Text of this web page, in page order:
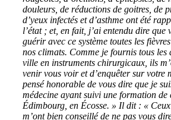
douleurs, de réductions de goitres, de
d’yeux infectés et d’asthme ont été
l’état ; et, en fait, j’ai entendu dire que
guérir avec ce système toutes les
nos climats. Comme je fournis tous les
ville en instruments chirurgicaux, ils
venir vous voir et d’enquêter sur votre
pensé honorable de vous dire que je
médecine ayant suivi une formation de
Édimbourg, en Écosse. » Il dit : «
m’ont bien conseillé de ne pas vous